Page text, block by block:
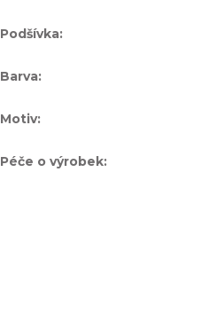
Podšívka:
Barva:
Motiv:
Péče o výrobek: